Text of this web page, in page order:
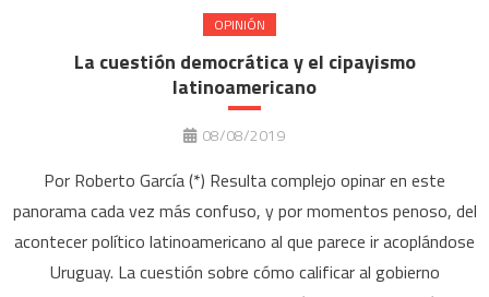
OPINIÓN
La cuestión democrática y el cipayismo
latinoamericano
08/08/2019
Por Roberto García (*) Resulta complejo opinar en este
panorama cada vez más confuso, y por momentos penoso, del
acontecer político latinoamericano al que parece ir acoplándose
Uruguay. La cuestión sobre cómo calificar al gobierno